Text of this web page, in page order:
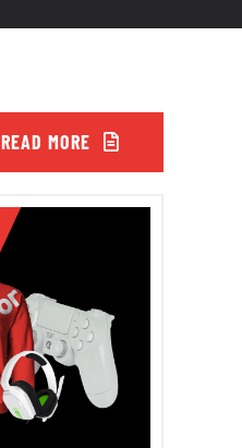
READ MORE